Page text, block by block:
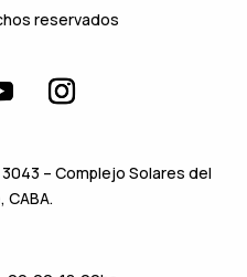
reservados
– Complejo Solares del
CABA.